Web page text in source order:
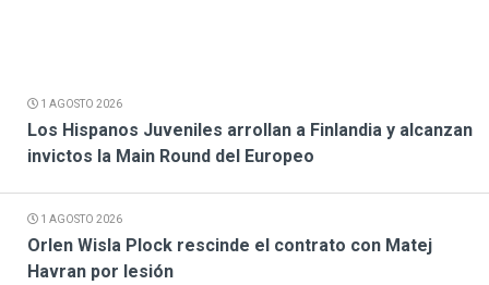
1 AGOSTO 2026
Los Hispanos Juveniles arrollan a Finlandia y alcanzan
invictos la Main Round del Europeo
1 AGOSTO 2026
Orlen Wisla Plock rescinde el contrato con Matej
Havran por lesión